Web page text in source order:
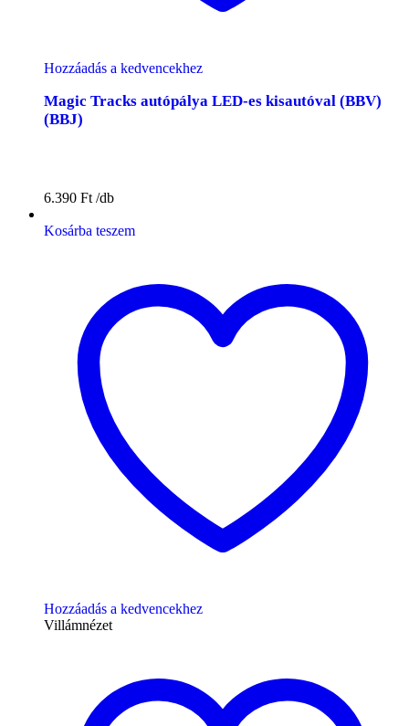
Hozzáadás a kedvencekhez
Magic Tracks autópálya LED-es kisautóval (BBV)
(BBJ)
6.390 Ft
Kosárba teszem
Hozzáadás a kedvencekhez
Villámnézet